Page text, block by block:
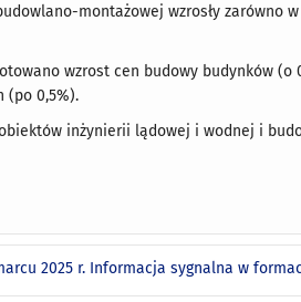
montażowej wzrosły zarówno
wzrost cen budowy budynków
(po 0,5%).
inżynierii lądowej i wodnej i
2025 r. Informacja sygnalna w